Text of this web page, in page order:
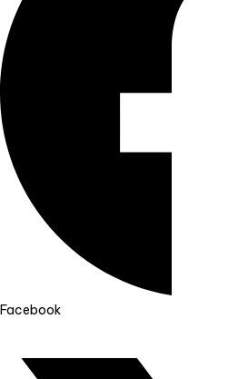
Facebook